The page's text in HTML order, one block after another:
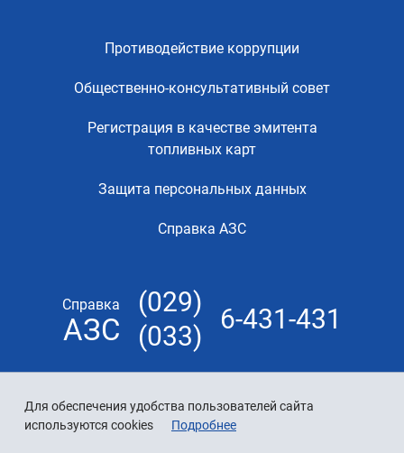
Для обеспечения удобства пользователей сайта
используются cookies
Подробнее
Противодействие коррупции
Общественно-консультативный совет
Регистрация в качестве эмитента
топливных карт
Защита персональных данных
Справка АЗС
Справка
АЗС
(029)
(033)
6-431-431